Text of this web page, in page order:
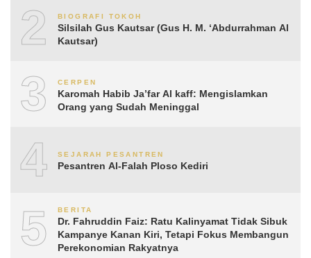
2 BIOGRAFI TOKOH
Silsilah Gus Kautsar (Gus H. M. ‘Abdurrahman Al
Kautsar)
3 CERPEN
Karomah Habib Ja’far Al kaff: Mengislamkan
Orang yang Sudah Meninggal
4 SEJARAH PESANTREN
Pesantren Al-Falah Ploso Kediri
5 BERITA
Dr. Fahruddin Faiz: Ratu Kalinyamat Tidak Sibuk
Kampanye Kanan Kiri, Tetapi Fokus Membangun
Perekonomian Rakyatnya